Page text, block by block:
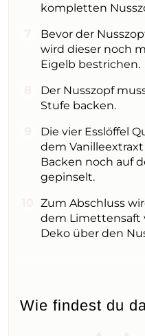
kompletten
Bevor der
wird dieser noch
Eigelb bestrichen.
Der Nusszopf
Stufe backen.
Die vier Esslöffel
dem
Backen noch auf
gepinselt.
Zum Abschluss
dem Limettensaft
Deko über den
Wie findest du